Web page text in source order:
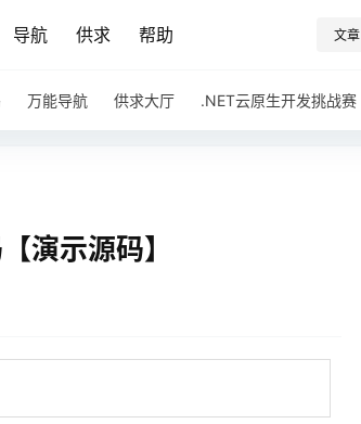
导航 供求 帮助 文章
万能导航 供求大厅 .NET云原生开发挑战赛
演示源码】